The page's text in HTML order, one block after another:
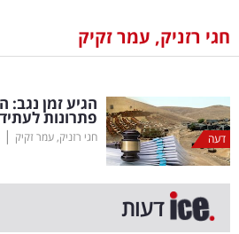
וצרכנות
דיגיטל
וטק
שיווק
ופרסום
חגי רזניק, עמר זקיק
דעה
הגיע זמן נגב:
פתרונות
חגי רזניק, עמר זקיק |
דעות